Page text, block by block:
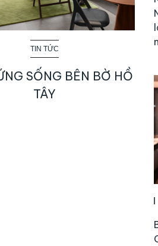
TIN TỨC
SỐNG BÊN BỜ HỒ
TÂY